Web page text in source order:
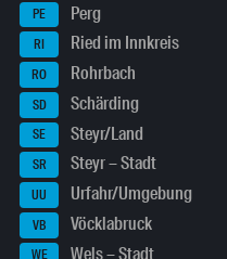
PE Perg
RI Ried im Innkreis
RO Rohrbach
SD Schärding
SE Steyr/Land
SR Steyr – Stadt
UU Urfahr/Umgebung
VB Vöcklabruck
WE Wels – Stadt